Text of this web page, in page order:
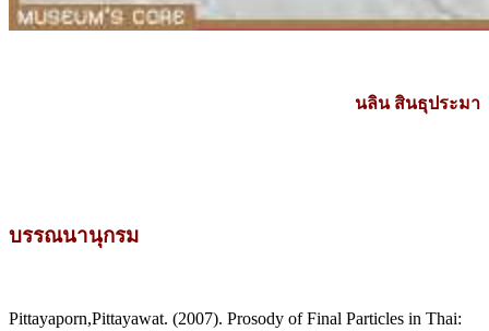
นลิน สินธุประมา
บรรณนานุกรม
Pittayaporn,Pittayawat. (2007). Prosody of Final Particles in Thai: